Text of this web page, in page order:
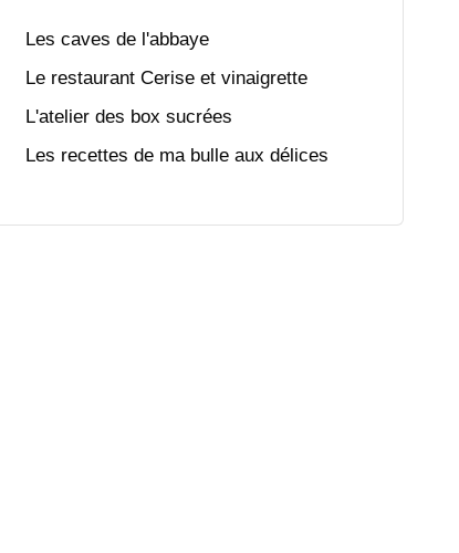
Les caves de l'abbaye
Le restaurant Cerise et vinaigrette
L'atelier des box sucrées
Les recettes de ma bulle aux délices